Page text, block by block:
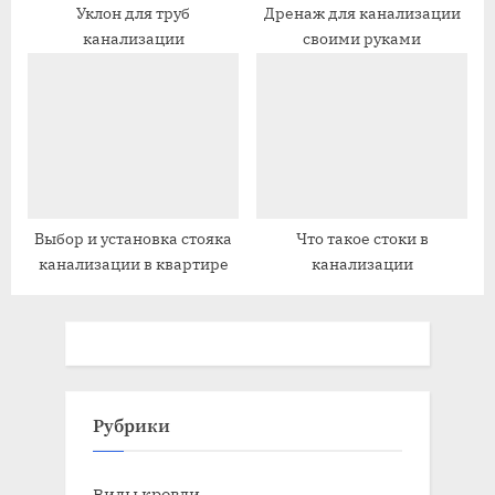
Уклон для труб
канализации
Дренаж для канализации
своими руками
Выбор и установка стояка
канализации в квартире
Что такое стоки в
канализации
Рубрики